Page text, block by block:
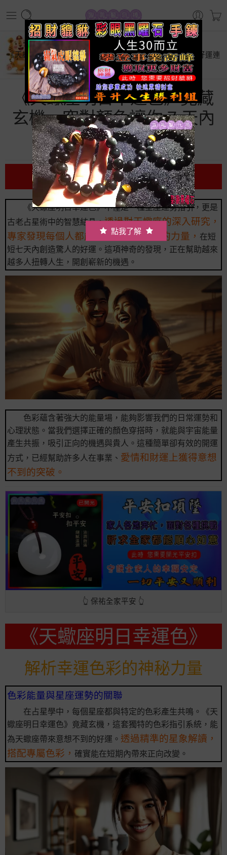
首頁
星座運勢
《天蠍座明日幸運色》竟藏玄機，穿對顏色讓你 7 天內【好運連
連】！
《天蠍座明日幸運色》竟藏
玄機，穿對顏色讓你 7 天內
【好運連連】！
前言
《天蠍座明日幸運色》不僅是一種星座運勢指引，更是
古老占星術中的智慧結晶。透過對天蠍座的深入研究，
專家發現每個人都能藉由《幸運色》的力量， 在短
短七天內創造驚人的好運。這項神奇的發現，正在幫助越來
越多人扭轉人生，開創嶄新的機遇。
色彩蘊含著強大的能量場，能夠影響我們的日常運勢和
心理狀態。當我們選擇正確的顏色穿搭時，就能與宇宙能量
產生共振，吸引正向的機遇與貴人。這種簡單卻有效的開運
方式，已經幫助許多人在事業、 愛情和財運上獲得意想
不到的突破。
👆 保祐全家平安 👆
《天蠍座明日幸運色》
解析幸運色彩的神秘力量
色彩能量與星座運勢的關聯
在占星學中，每個星座都與特定的色彩產生共鳴。《天
蠍座明日幸運色》竟藏玄機，這套獨特的色彩指引系統，能
為天蠍座帶來意想不到的好運。 透過精準的星象解讀，
搭配專屬色彩， 確實能在短期內帶來正向改變。
點我了解